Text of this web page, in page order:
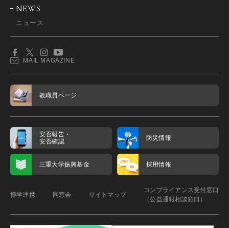
NEWS
ニュース
MAIL MAGAZINE
教職員ページ
安否報告・
安否確認
防災情報
三重大学振興基金 採用情報
博学連携 同窓会 サイトマップ
コンプライアンス受付窓口
（公益通報相談窓口）